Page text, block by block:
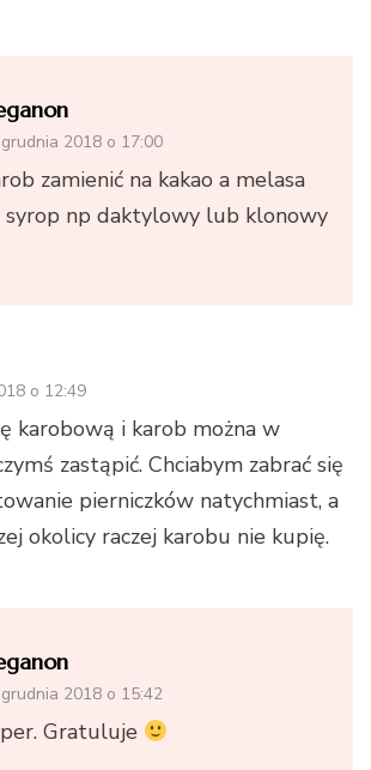
2018 o 17:00
zamienić na kakao a melasa
syrop np daktylowy lub klonowy
o 12:49
karobową i karob można w
zastąpić. Chciabym zabrać się
pierniczków natychmiast, a
okolicy raczej karobu nie kupię.
2018 o 15:42
Gratuluje